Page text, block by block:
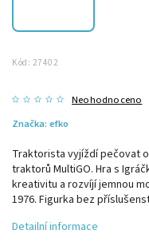
Kód: 27402
Neohodnoceno
Značka: efko
Traktorista vyjíždí pečovat
traktorů MultiGO. Hra s
kreativitu a rozvíjí jemnou
1976. Figurka bez
Detailní informace